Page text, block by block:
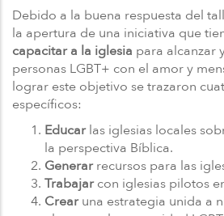
Debido a la buena respuesta del
la apertura de una iniciativa que
capacitar a la iglesia para alcanzar
personas LGBT+ con el amor y
lograr este objetivo se trazaron
específicos:
Educarlas iglesias locales
la perspectiva Bíblica.
Generarrecursos para las
Trabajarcon iglesias pilotos
Crearuna estrategia unida a